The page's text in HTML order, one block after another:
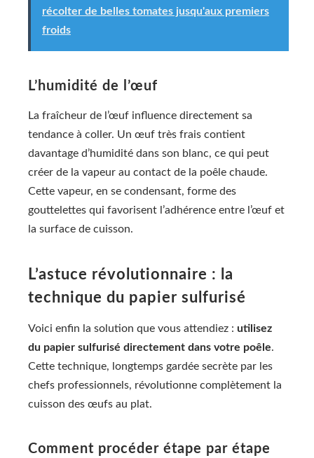
récolter de belles tomates jusqu'aux premiers
froids
L’humidité de l’œuf
La fraîcheur de l’œuf influence directement sa
tendance à coller. Un œuf très frais contient
davantage d’humidité dans son blanc, ce qui peut
créer de la vapeur au contact de la poêle chaude.
Cette vapeur, en se condensant, forme des
gouttelettes qui favorisent l’adhérence entre l’œuf et
la surface de cuisson.
L’astuce révolutionnaire : la
technique du papier sulfurisé
Voici enfin la solution que vous attendiez : utilisez
du papier sulfurisé directement dans votre poêle.
Cette technique, longtemps gardée secrète par les
chefs professionnels, révolutionne complètement la
cuisson des œufs au plat.
Comment procéder étape par étape